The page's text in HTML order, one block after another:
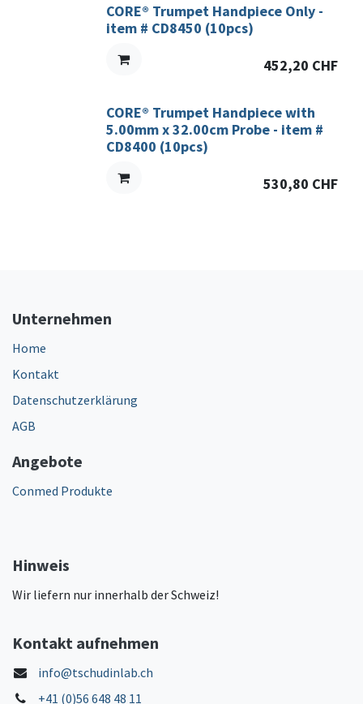
CORE® Trumpet Handpiece Only -
item # CD8450 (10pcs)
452,20 CHF
CORE® Trumpet Handpiece with
5.00mm x 32.00cm Probe - item #
CD8400 (10pcs)
530,80 CHF
Unternehmen
Home
Kontakt
Datenschutzerklärung
AGB
Angebote
Conmed Produkte
Hinweis
Wir liefern nur innerhalb der Schweiz!
Kontakt aufnehmen
info@tschudinlab.ch
+41 (0)56 648 48 11